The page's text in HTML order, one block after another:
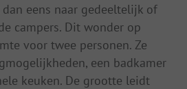
eens naar gedeeltelijk of
campers. Dit wonder op
voor twee personen. Ze
een badkamer
keuken. De grootte leidt